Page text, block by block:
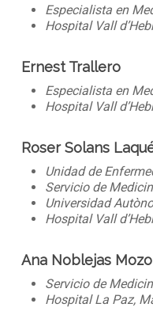
Especialista en
Hospital Vall
Ernest Trallero
Especialista en
Hospital Vall
Roser Solans
Unidad de
Servicio de
Universidad
Hospital Vall
Ana Noblejas Mozo
Servicio de
Hospital La Paz,